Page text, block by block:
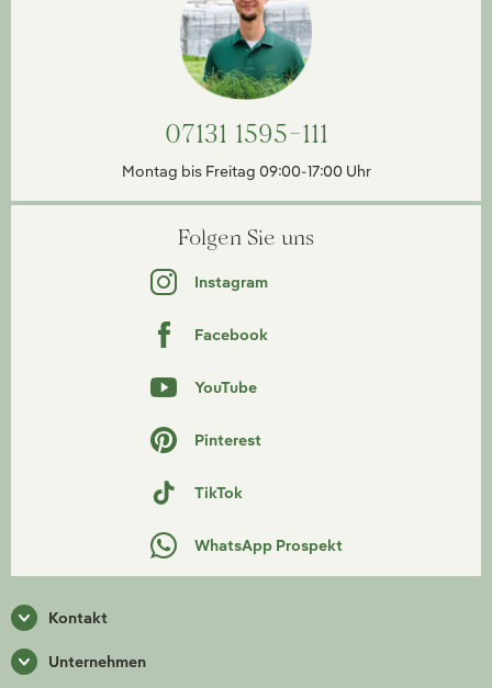
07131 1595-111
Montag bis Freitag 09:00-17:00 Uhr
Folgen Sie uns
Instagram
Facebook
YouTube
Pinterest
TikTok
WhatsApp Prospekt
Kontakt
Unternehmen